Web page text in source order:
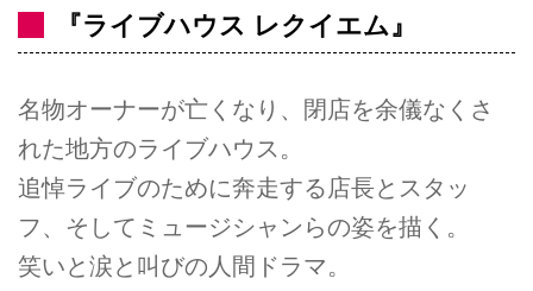
『ライブハウス レクイエム』
名物オーナーが亡くなり、閉店を余儀なくさ
れた地方のライブハウス。
追悼ライブのために奔走する店長とスタッ
フ、そしてミュージシャンらの姿を描く。
笑いと涙と叫びの人間ドラマ。